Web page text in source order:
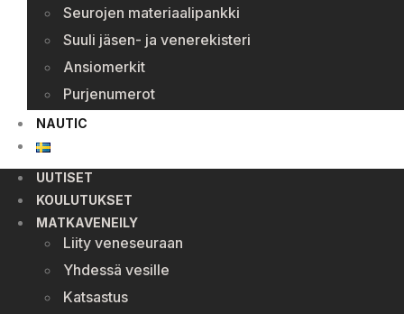
Seurojen materiaalipankki
Suuli jäsen- ja venerekisteri
Ansiomerkit
Purjenumerot
NAUTIC
UUTISET
KOULUTUKSET
MATKAVENEILY
Liity veneseuraan
Yhdessä vesille
Katsastus